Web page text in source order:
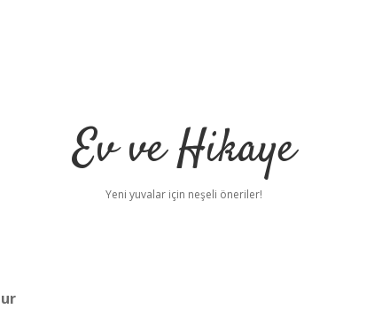
Ev ve Hikaye
Yeni yuvalar için neşeli öneriler!